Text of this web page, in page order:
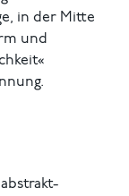
in der Mitte
und